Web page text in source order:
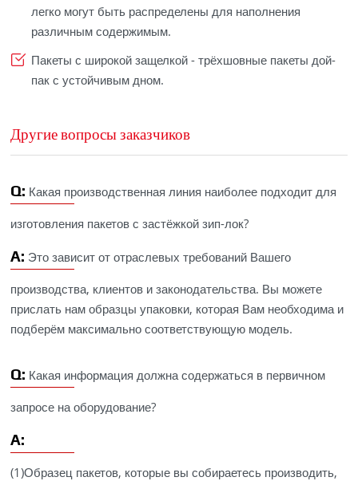
легко могут быть распределены для наполнения
различным содержимым.
Пакеты с широкой защелкой - трёхшовные пакеты дой-
пак с устойчивым дном.
Другие вопросы заказчиков
Q: Какая производственная линия наиболее подходит для
изготовления пакетов с застёжкой зип-лок?
A: Это зависит от отраслевых требований Вашего
производства, клиентов и законодательства. Вы можете
прислать нам образцы упаковки, которая Вам необходима и
подберём максимально соответствующую модель.
Q: Какая информация должна содержаться в первичном
запросе на оборудование?
A:
(1)Образец пакетов, которые вы собираетесь производить,